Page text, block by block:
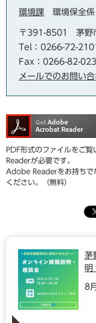
環境課 環境保全係
〒391-8501
茅野
Tel：0266-72-
Fax：0266-82-
メールでのお問い
PDF形式のファイルをご
Readerが必要です。
Adobe Readerをお持ちで
ください。（無料）
茅
明
8